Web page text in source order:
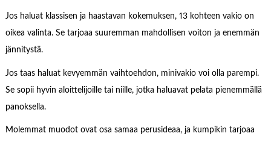
Jos haluat klassisen ja haastavan kokemuksen, 13 kohteen vakio on
oikea valinta. Se tarjoaa suuremman mahdollisen voiton ja enemmän
jännitystä.
Jos taas haluat kevyemmän vaihtoehdon, minivakio voi olla parempi.
Se sopii hyvin aloittelijoille tai niille, jotka haluavat pelata pienemmällä
panoksella.
Molemmat muodot ovat osa samaa perusideaa, ja kumpikin tarjoaa